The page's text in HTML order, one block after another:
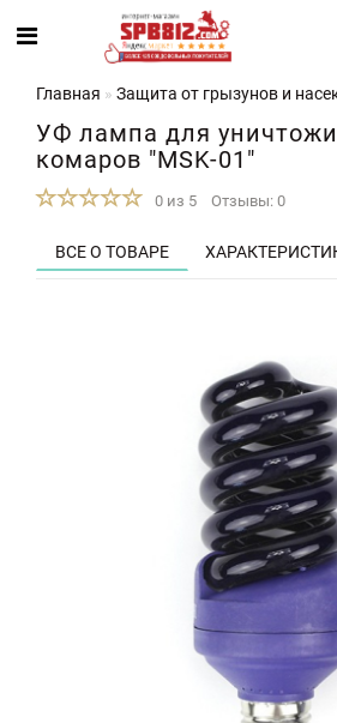
Главная Защита от грызунов и
УФ лампа для
комаров "MSK-01"
0 из 5 Отзывы: 0
ВСЕ О ТОВАРЕ